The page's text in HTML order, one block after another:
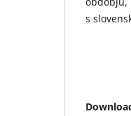
s